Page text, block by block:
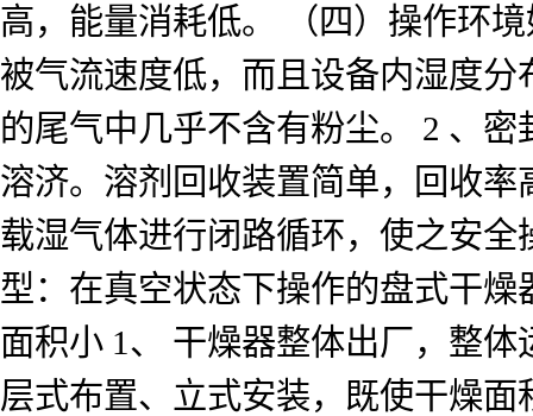
高，能量消耗低。 （四）操作环
被气流速度低，而且设备内湿度
的尾气中几乎不含有粉尘。 2 、
溶济。溶剂回收装置简单，回收
载湿气体进行闭路循环，使之安
型：在真空状态下操作的盘式干
面积小 1、 干燥器整体出厂，整
层式布置、立式安装，既使干燥